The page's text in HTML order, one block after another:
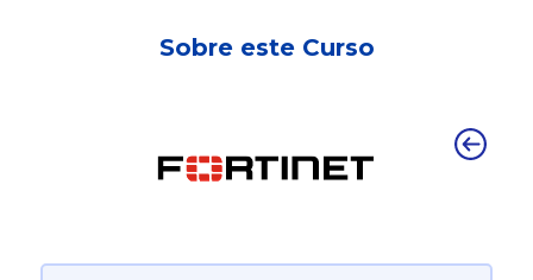
Sobre este Curso